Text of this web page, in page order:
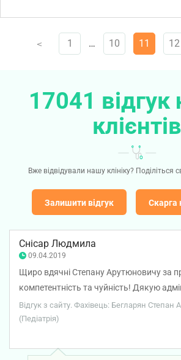
соціальні програми) та на рецепції
місце. Наш представник служби
найближчими днями зв‘яжеться з
V 1 … 10 11 12
17041
клієнтів
Вже відвідували нашу клініку?
Залишити відгук Скарга
Снісар Людмила
09.04.2019
Щиро вдячні Степану Арутюновичу за
компетентність та чуйність! Дякую
Оленою Григорівною за турботливе
ставлення до співробітників!
Відгук з сайту. Фахівець: Бегларян Степан
(Педіатрія)